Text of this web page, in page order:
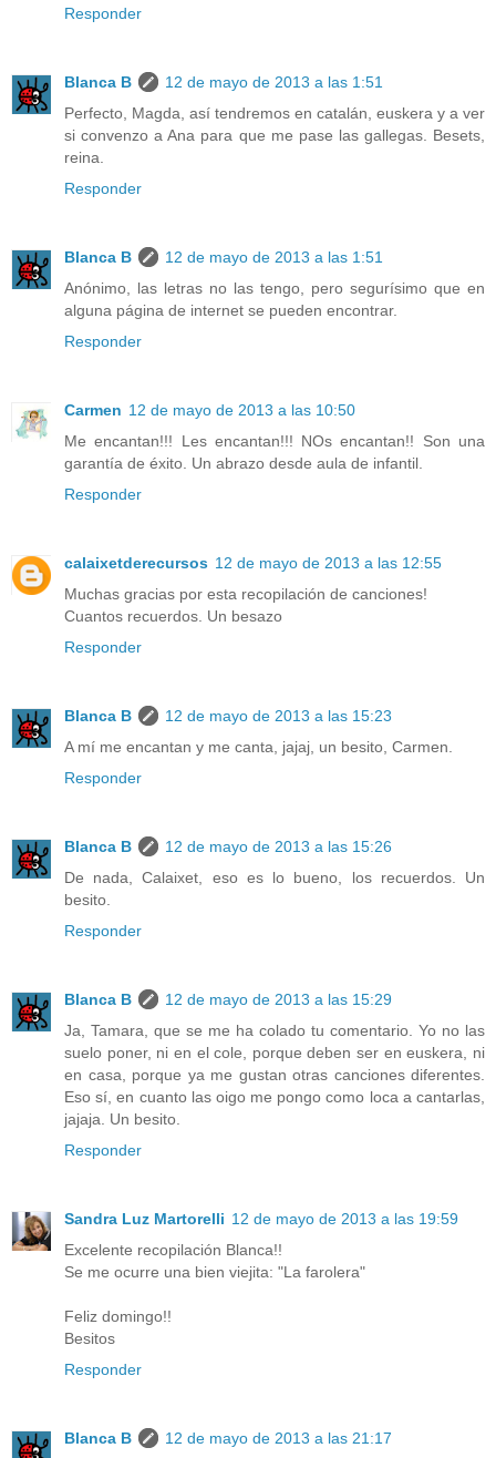
Responder
Blanca B
12 de mayo de 2013 a las 1:51
Perfecto, Magda, así tendremos en catalán, euskera y a ver
si convenzo a Ana para que me pase las gallegas. Besets,
reina.
Responder
Blanca B
12 de mayo de 2013 a las 1:51
Anónimo, las letras no las tengo, pero segurísimo que en
alguna página de internet se pueden encontrar.
Responder
Carmen 12 de mayo de 2013 a las 10:50
Me encantan!!! Les encantan!!! NOs encantan!! Son una
garantía de éxito. Un abrazo desde aula de infantil.
Responder
calaixetderecursos 12 de mayo de 2013 a las 12:55
Muchas gracias por esta recopilación de canciones!
Cuantos recuerdos. Un besazo
Responder
Blanca B
12 de mayo de 2013 a las 15:23
A mí me encantan y me canta, jajaj, un besito, Carmen.
Responder
Blanca B
12 de mayo de 2013 a las 15:26
De nada, Calaixet, eso es lo bueno, los recuerdos. Un
besito.
Responder
Blanca B
12 de mayo de 2013 a las 15:29
Ja, Tamara, que se me ha colado tu comentario. Yo no las
suelo poner, ni en el cole, porque deben ser en euskera, ni
en casa, porque ya me gustan otras canciones diferentes.
Eso sí, en cuanto las oigo me pongo como loca a cantarlas,
jajaja. Un besito.
Responder
Sandra Luz Martorelli 12 de mayo de 2013 a las 19:59
Excelente recopilación Blanca!!
Se me ocurre una bien viejita: "La farolera"
Feliz domingo!!
Besitos
Responder
Blanca B
12 de mayo de 2013 a las 21:17